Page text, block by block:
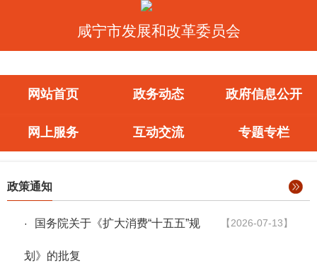
咸宁市发展和改革委员会
网站首页 政务动态 政府信息公开
网上服务 互动交流 专题专栏
政策通知
【2026-07-13】
· 国务院关于《扩大消费“十五五”规
划》的批复